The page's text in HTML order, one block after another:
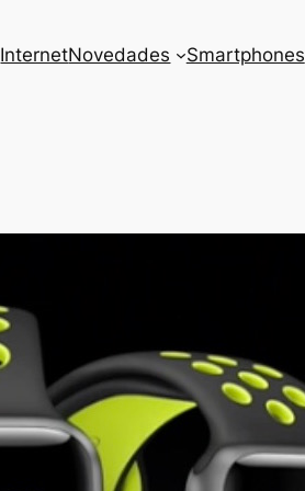
InternetNovedades Smartphones